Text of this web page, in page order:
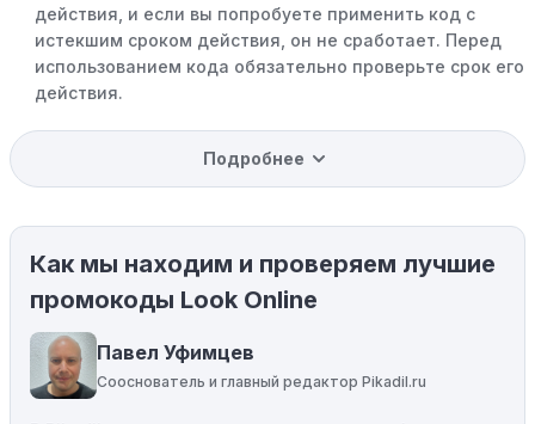
действия, и если вы попробуете применить код с
истекшим сроком действия, он не сработает. Перед
использованием кода обязательно проверьте срок его
действия.
Уже со скидкой:В некоторых случаях интересующий
вас товар может быть уже со скидкой. Некоторые
магазины предлагают скидки и акции напрямую, без
Ограничения на использование промокода:
Некоторые промокоды распространяются только на
определенные товары, бренды или категории. Если вы
пытаетесь применить код к товару, не
соответствующему критериям, он не сработает.
Подробнее
Как мы находим и проверяем лучшие
промокоды Look Online
Павел Уфимцев
Сооснователь и главный редактор Pikadil.ru